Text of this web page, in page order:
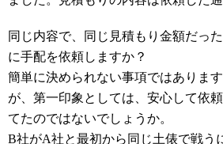
同じ内容で、同じ見積もり金額だっ
に手配を依頼しますか？
簡単に決められない事項ではありま
が、第一印象としては、安心して依
てたのではないでしょうか。
B社がA社と最初から同じ土俵で戦う